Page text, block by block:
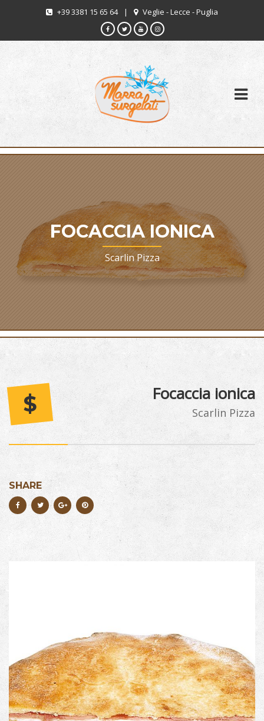
+39 3381 15 65 64 | Veglie - Lecce - Puglia
FOCACCIA IONICA
Scarlin Pizza
$ Focaccia ionica
Scarlin Pizza
SHARE